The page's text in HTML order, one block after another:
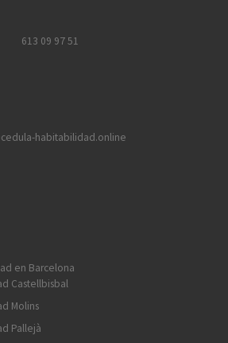
613 09 97 51
habitabilidad.online
en Barcelona
Castellbisbal
Molins
Pallejà